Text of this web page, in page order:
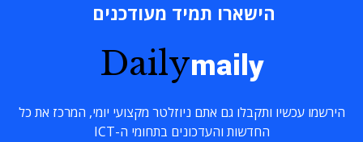
הישארו תמיד מעודכנים
Dailymaily
הירשמו עכשיו ותקבלו גם אתם ניוזלטר מקצועי יומי, המרכז את כל
החדשות והעדכונים בתחומי ה-ICT